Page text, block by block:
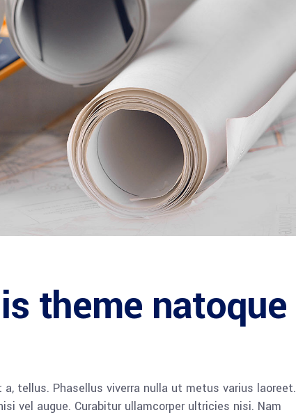
theme natoque
tellus. Phasellus viverra nulla ut metus varius laoreet.
vel augue. Curabitur ullamcorper ultricies nisi. Nam